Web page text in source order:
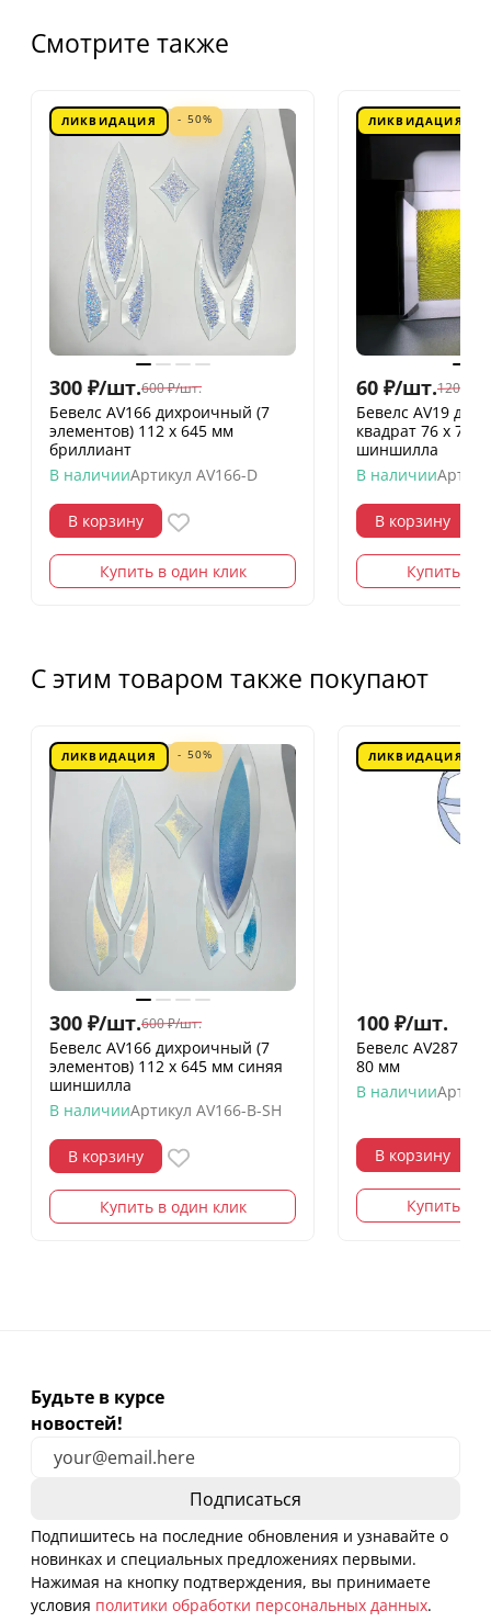
Смотрите также
ЛИКВИДАЦИЯ - 50%
300 ₽/шт.600 ₽/шт.
Бевелс AV166 дихроичный (7
элементов) 112 х 645 мм
бриллиант
В наличииАртикул AV166-D
В корзину
Купить в один клик
ЛИКВИДАЦИЯ
60 ₽/шт.120
Бевелс AV19
квадрат 76 х 76
шиншилла
В наличии
В корзину
Купить в
С этим товаром также покупают
ЛИКВИДАЦИЯ - 50%
300 ₽/шт.600 ₽/шт.
Бевелс AV166 дихроичный (7
элементов) 112 х 645 мм синяя
шиншилла
В наличииАртикул AV166-B-SH
В корзину
Купить в один клик
ЛИКВИДАЦИЯ
100 ₽/шт.
Бевелс AV287 (4
80 мм
В наличии
В корзину
Купить в
Будьте в курсе
новостей!
Подпишитесь на последние обновления и узнавайте о
новинках и специальных предложениях первыми.
Нажимая на кнопку подтверждения, вы принимаете
условия политики обработки персональных данных.